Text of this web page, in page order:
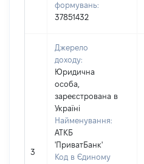
формувань:
37851432
3
Джерело
доходу:
Юридична
особа,
зареєстрована в
Україні
Найменування:
АТКБ
'ПриватБанк'
Код в Єдиному